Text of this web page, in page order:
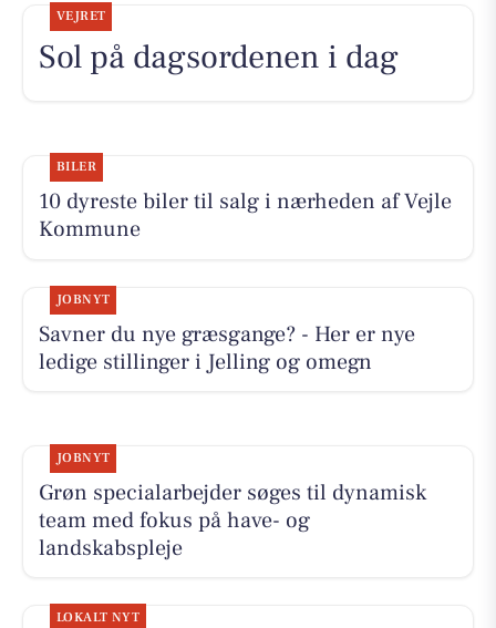
VEJRET
Sol på dagsordenen i dag
BILER
10 dyreste biler til salg i nærheden af Vejle
Kommune
JOBNYT
Savner du nye græsgange? - Her er nye
ledige stillinger i Jelling og omegn
JOBNYT
Grøn specialarbejder søges til dynamisk
team med fokus på have- og
landskabspleje
LOKALT NYT